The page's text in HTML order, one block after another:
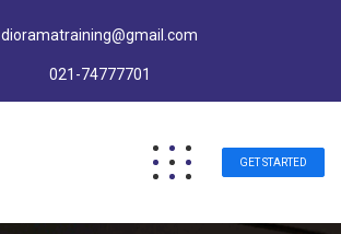
dioramatraining@gmail.com
021-74777701
GET STARTED